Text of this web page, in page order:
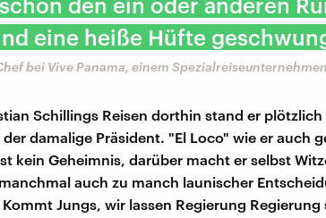
eine heiße Hüfte
bei Vive Panama, einem
Schillings Reisen dorthin stand er
damalige Präsident. "El Loco" wie er auch
kein Geheimnis, darüber macht er selbst
auch zu manch launischer
Jungs, wir lassen Regierung Regierung